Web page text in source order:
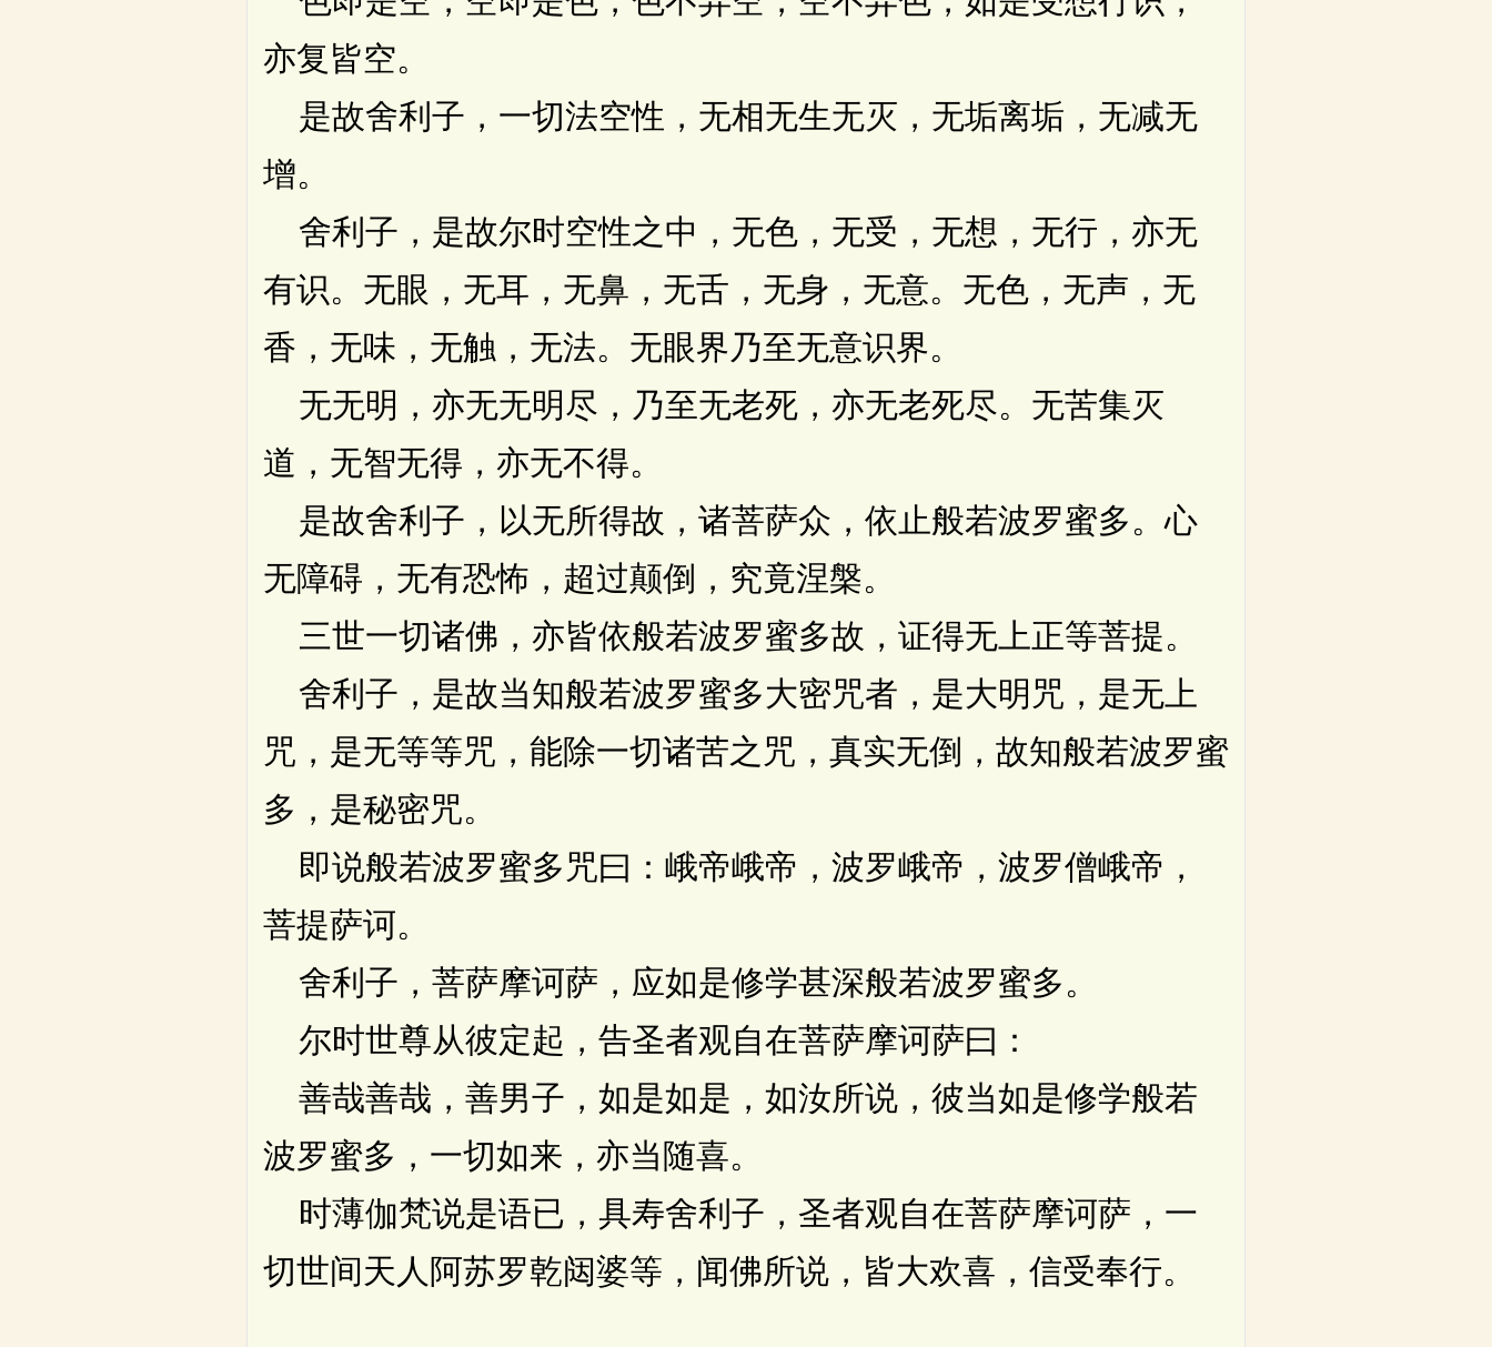
亦复皆空。
是故舍利子，一切法空性，无相无生无灭，无垢离垢，无减无
增。
舍利子，是故尔时空性之中，无色，无受，无想，无行，亦无
有识。无眼，无耳，无鼻，无舌，无身，无意。无色，无声，无
香，无味，无触，无法。无眼界乃至无意识界。
无无明，亦无无明尽，乃至无老死，亦无老死尽。无苦集灭
道，无智无得，亦无不得。
是故舍利子，以无所得故，诸菩萨众，依止般若波罗蜜多。心
无障碍，无有恐怖，超过颠倒，究竟涅槃。
三世一切诸佛，亦皆依般若波罗蜜多故，证得无上正等菩提。
舍利子，是故当知般若波罗蜜多大密咒者，是大明咒，是无上
咒，是无等等咒，能除一切诸苦之咒，真实无倒，故知般若波罗蜜
多，是秘密咒。
即说般若波罗蜜多咒曰：峨帝峨帝，波罗峨帝，波罗僧峨帝，
菩提萨诃。
舍利子，菩萨摩诃萨，应如是修学甚深般若波罗蜜多。
尔时世尊从彼定起，告圣者观自在菩萨摩诃萨曰：
善哉善哉，善男子，如是如是，如汝所说，彼当如是修学般若
波罗蜜多，一切如来，亦当随喜。
时薄伽梵说是语已，具寿舍利子，圣者观自在菩萨摩诃萨，一
切世间天人阿苏罗乾闼婆等，闻佛所说，皆大欢喜，信受奉行。